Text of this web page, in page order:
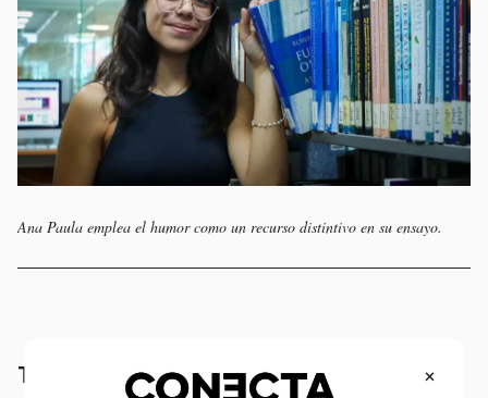
Ana Paula emplea el humor como un recurso distintivo en su ensayo.
Trabajo en equipo y proyección futura ×